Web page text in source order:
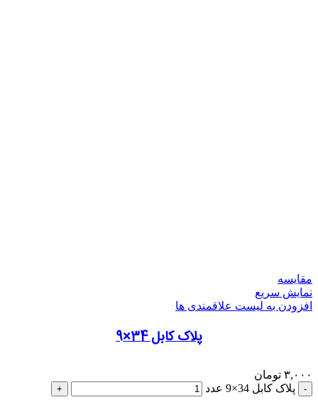
مقایسه
نمایش سریع
افزودن به لیست علاقمندی ها
پلاک کابل 34×9
۳,۰۰۰ تومان
پلاک کابل 34×9 عدد